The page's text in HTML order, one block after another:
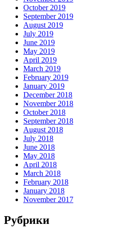
October 2019
September 2019
August 2019
July 2019
June 2019
May 2019
April 2019
March 2019
February 2019
January 2019
December 2018
November 2018
October 2018
September 2018
August 2018
July 2018
June 2018
May 2018
April 2018
March 2018
February 2018
January 2018
November 2017
Рубрики